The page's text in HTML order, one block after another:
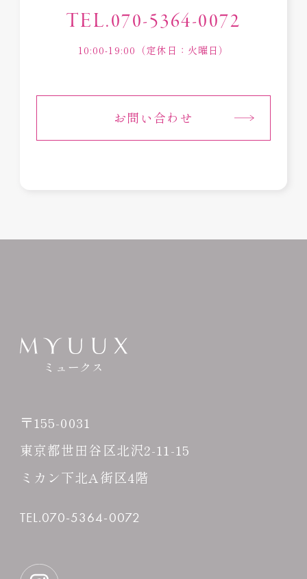
TEL.070-5364-0072
10:00-19:00（定休日：火曜日）
お問い合わせ
ミュークス
〒155-0031
東京都世田谷区北沢2-11-15
ミカン下北A街区4階
TEL.070-5364-0072